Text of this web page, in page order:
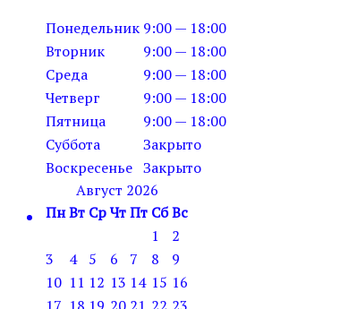
Понедельник 9:00 — 18:00
Вторник
9:00 — 18:00
Среда
9:00 — 18:00
Четверг
9:00 — 18:00
Пятница
9:00 — 18:00
Суббота
Закрыто
Воскресенье Закрыто
Август 2026
ПнВт СрЧтПт СбВс
1
2
3
4 5 6 7 8
9
10 11 12 13 14 15 16